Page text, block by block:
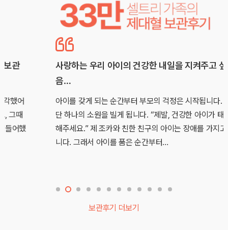
사랑하는 우리 아이의 건강한 내일을 지켜주고 싶은 마
아이를 갖게 되는 순간부터 부모의 걱정은 시작됩니다. 그리고
단 하나의 소원을 빌게 됩니다. “제발, 건강한 아이가 태어나게
해주세요.” 제 조카와 친한 친구의 아이는 장애를 가지고 있습
니다. 그래서 아이를 품은 순간부터…
보관후기 더보기